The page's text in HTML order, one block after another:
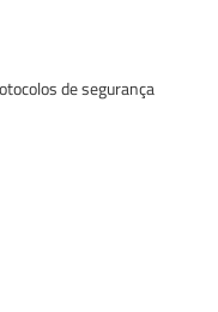
de segurança